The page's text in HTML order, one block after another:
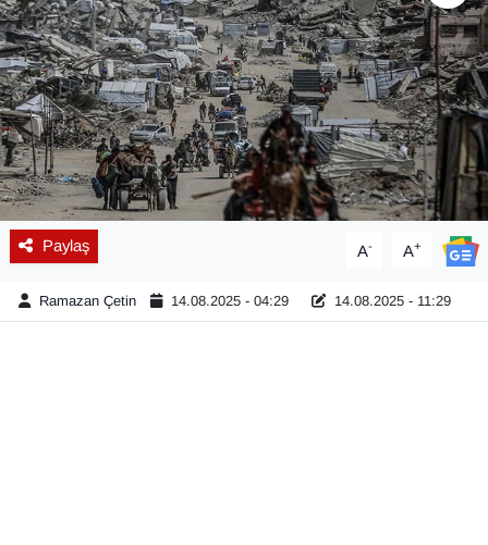
Paylaş A- A+
Ramazan Çetin 14.08.2025 - 04:29 14.08.2025 - 11:29
DÜNYA
EĞİTİM
EKONOMİ
Eleman
Emlak
En çok konuşulanlar